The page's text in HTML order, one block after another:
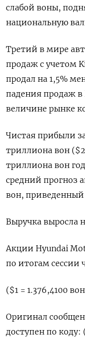
слабой воны,
национальную
Третий в мире
продаж с учетом
продал на 1,5%
падения продаж
величине рынке
Чистая прибыли
триллиона вон
триллиона вон
средний прогноз
вон, приведенный
Выручка выросла
Акции Hyundai
по итогам сессии
($1 = 1.376,4100
Оригинал
доступен по